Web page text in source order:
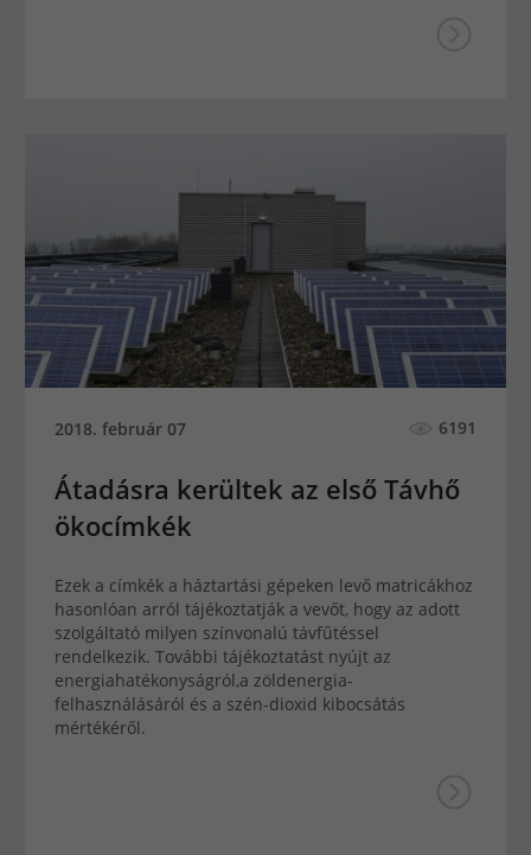
2018. február 07 6191
Átadásra kerültek az első Távhő
ökocímkék
Ezek a címkék a háztartási gépeken levő matricákhoz
hasonlóan arról tájékoztatják a vevőt, hogy az adott
szolgáltató milyen színvonalú távfűtéssel
rendelkezik. További tájékoztatást nyújt az
energiahatékonyságról,a zöldenergia-
felhasználásáról és a szén-dioxid kibocsátás
mértékéről.